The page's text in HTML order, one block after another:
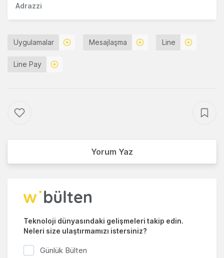
Adrazzi
Uygulamalar Mesajlaşma Line
Line Pay
Yorum Yaz
Teknoloji dünyasındaki gelişmeleri takip edin.
Neleri size ulaştırmamızı istersiniz?
Günlük Bülten